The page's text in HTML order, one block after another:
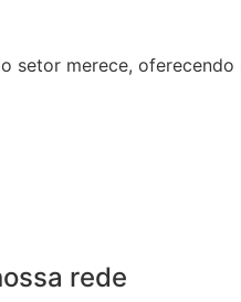
setor merece,
rede